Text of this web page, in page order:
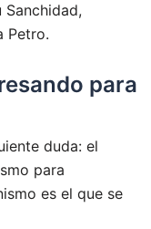
Petro.
para
duda: el
para
es el que se